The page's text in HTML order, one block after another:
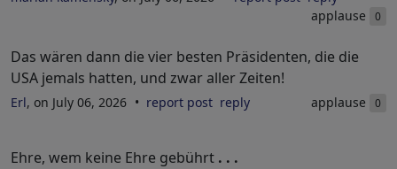
applause
0
Das wären dann die vier besten Präsidenten, die die
USA jemals hatten, und zwar aller Zeiten!
Erl, on July 06, 2026 report post reply applause 0
Ehre, wem keine Ehre gebührt . . .